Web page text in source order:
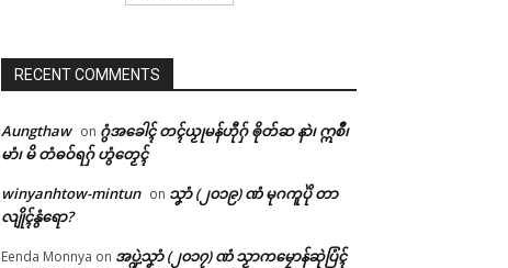
RECENT COMMENTS
Aungthaw on ဂွံအခေါၚ် တၚ်ယၟုမန်ဟီုဂှ် ၜိုတ်ဆ နာဲ၊ ဣစဳ၊
မာံ၊ မိ တံဓဝ်ရဂှ် ဟွံတၟေၚ်
winyanhtow-mintun on သၞာံ (၂၀၁၉) ဏံ မုဂကူပိုဲ တာ
လျိုၚ်နွံရော?
Eenda Monnya on အပ္ဍဲသၞာံ (၂၀၁၇) ဏံ သၟာကမၠောန်ဆုဲပြံၚ်